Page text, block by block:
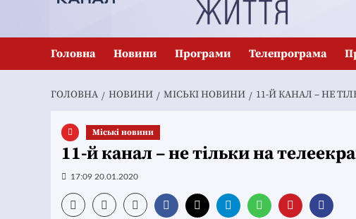
Головна Новини Програми Телепрограма
ГОЛОВНА НОВИНИ MІСЬКІ НОВИНИ 11-Й КАНАЛ – НЕ
Mіські новини
11-й канал – не тільки на
17:09 20.01.2020